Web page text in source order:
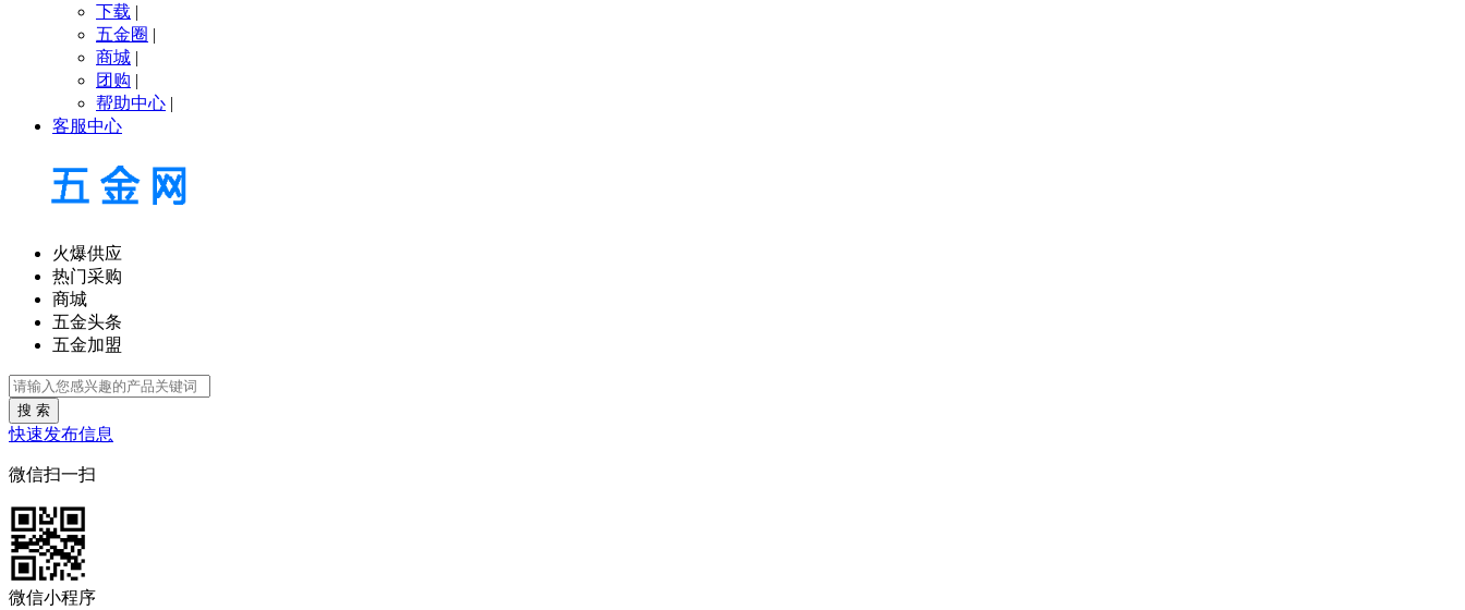
下载 |
五金圈 |
商城 |
团购 |
帮助中心 |
客服中心
火爆供应
热门采购
商城
五金头条
五金加盟
搜 索
快速发布信息
微信扫一扫
微信小程序